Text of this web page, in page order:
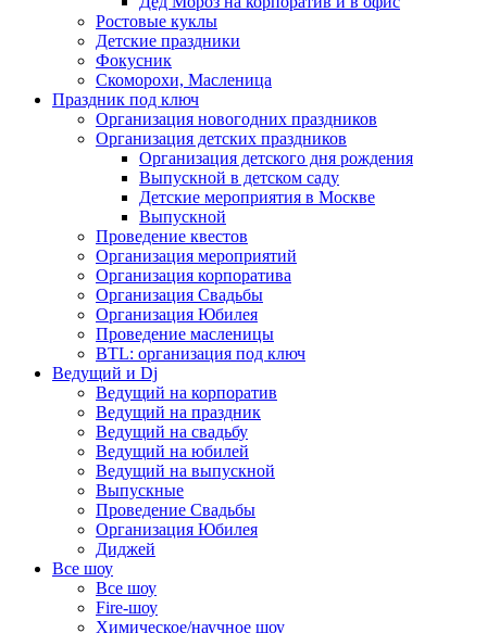
Ростовые куклы
Детские праздники
Фокусник
Скоморохи, Масленица
Праздник под ключ
Организация новогодних праздников
Организация детских праздников
Организация детского дня рождения
Выпускной в детском саду
Детские мероприятия в Москве
Выпускной
Проведение квестов
Организация мероприятий
Организация корпоратива
Организация Свадьбы
Организация Юбилея
Проведение масленицы
BTL: организация под ключ
Ведущий и Dj
Ведущий на корпоратив
Ведущий на праздник
Ведущий на свадьбу
Ведущий на юбилей
Ведущий на выпускной
Выпускные
Проведение Свадьбы
Организация Юбилея
Диджей
Все шоу
Все шоу
Fire-шоу
Химическое/научное шоу